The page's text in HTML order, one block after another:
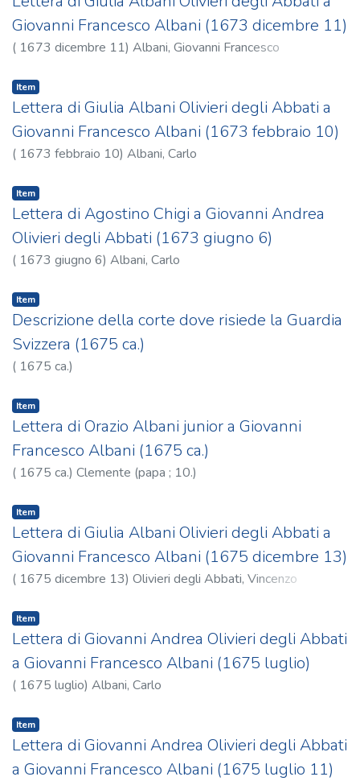
Giovanni Francesco Albani (1673 dicembre 11)
( 1673 dicembre 11) Albani, Giovanni Francesco
Item
Lettera di Giulia Albani Olivieri degli Abbati a
Giovanni Francesco Albani (1673 febbraio 10)
( 1673 febbraio 10) Albani, Carlo
Item
Lettera di Agostino Chigi a Giovanni Andrea
Olivieri degli Abbati (1673 giugno 6)
( 1673 giugno 6) Albani, Carlo
Item
Descrizione della corte dove risiede la Guardia
Svizzera (1675 ca.)
( 1675 ca.)
Item
Lettera di Orazio Albani junior a Giovanni
Francesco Albani (1675 ca.)
( 1675 ca.) Clemente (papa ; 10.)
Item
Lettera di Giulia Albani Olivieri degli Abbati a
Giovanni Francesco Albani (1675 dicembre 13)
( 1675 dicembre 13) Olivieri degli Abbati, Vincenzo
Item
Lettera di Giovanni Andrea Olivieri degli Abbati
a Giovanni Francesco Albani (1675 luglio)
( 1675 luglio) Albani, Carlo
Item
Lettera di Giovanni Andrea Olivieri degli Abbati
a Giovanni Francesco Albani (1675 luglio 11)